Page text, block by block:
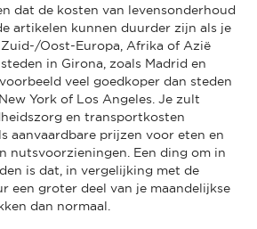
dat de kosten van levensonderhoud
artikelen kunnen duurder zijn als je
Oost-Europa, Afrika of Azië
in Girona, zoals Madrid en
veel goedkoper dan steden
York of Los Angeles. Je zult
en transportkosten
aanvaardbare prijzen voor eten en
nutsvoorzieningen. Een ding om in
is dat, in vergelijking met de
een groter deel van je maandelijkse
dan normaal.